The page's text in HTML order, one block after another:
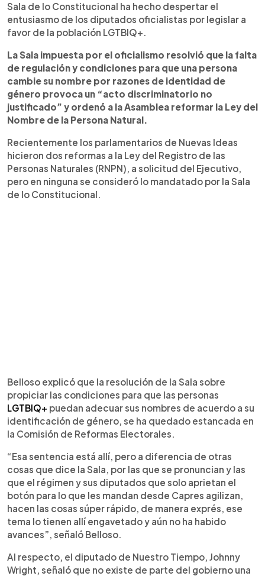
Sala de lo Constitucional ha hecho despertar el
entusiasmo de los diputados oficialistas por legislar a
favor de la población LGTBIQ+.
La Sala impuesta por el oficialismo resolvió que la falta
de regulación y condiciones para que una persona
cambie su nombre por razones de identidad de
género provoca un “acto discriminatorio no
justificado” y ordenó a la Asamblea reformar la Ley del
Nombre de la Persona Natural.
Recientemente los parlamentarios de Nuevas Ideas
hicieron dos reformas a la Ley del Registro de las
Personas Naturales (RNPN), a solicitud del Ejecutivo,
pero en ninguna se consideró lo mandatado por la Sala
de lo Constitucional.
Belloso explicó que la resolución de la Sala sobre
propiciar las condiciones para que las personas
LGTBIQ+ puedan adecuar sus nombres de acuerdo a su
identificación de género, se ha quedado estancada en
la Comisión de Reformas Electorales.
“Esa sentencia está allí, pero a diferencia de otras
cosas que dice la Sala, por las que se pronuncian y las
que el régimen y sus diputados que solo aprietan el
botón para lo que les mandan desde Capres agilizan,
hacen las cosas súper rápido, de manera exprés, ese
tema lo tienen allí engavetado y aún no ha habido
avances”, señaló Belloso.
Al respecto, el diputado de Nuestro Tiempo, Johnny
Wright, señaló que no existe de parte del gobierno una